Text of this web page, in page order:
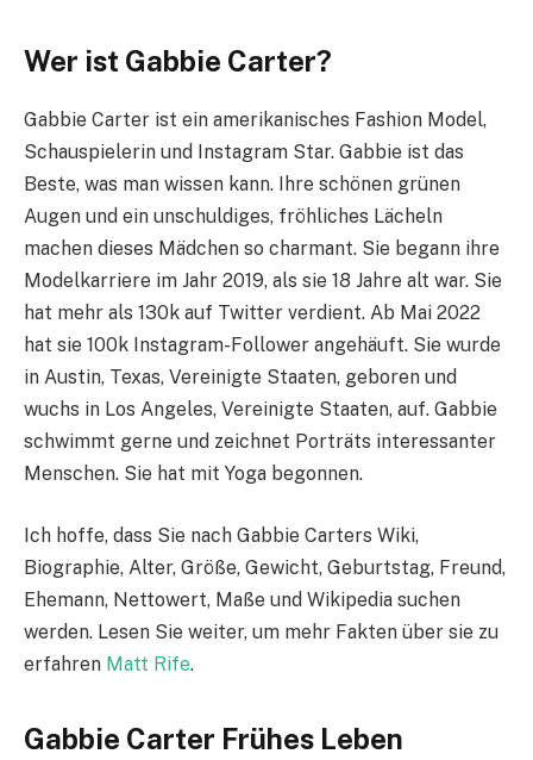
Wer ist Gabbie Carter?
Gabbie Carter ist ein amerikanisches Fashion Model,
Schauspielerin und Instagram Star. Gabbie ist das
Beste, was man wissen kann. Ihre schönen grünen
Augen und ein unschuldiges, fröhliches Lächeln
machen dieses Mädchen so charmant. Sie begann ihre
Modelkarriere im Jahr 2019, als sie 18 Jahre alt war. Sie
hat mehr als 130k auf Twitter verdient. Ab Mai 2022
hat sie 100k Instagram-Follower angehäuft. Sie wurde
in Austin, Texas, Vereinigte Staaten, geboren und
wuchs in Los Angeles, Vereinigte Staaten, auf. Gabbie
schwimmt gerne und zeichnet Porträts interessanter
Menschen. Sie hat mit Yoga begonnen.
Ich hoffe, dass Sie nach Gabbie Carters Wiki,
Biographie, Alter, Größe, Gewicht, Geburtstag, Freund,
Ehemann, Nettowert, Maße und Wikipedia suchen
werden. Lesen Sie weiter, um mehr Fakten über sie zu
erfahren Matt Rife.
Gabbie Carter Frühes Leben